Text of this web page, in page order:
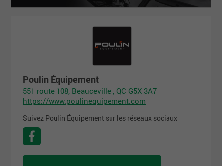
Poulin Équipement
551 route 108, Beauceville , QC G5X 3A7
https://www.poulinequipement.com
Suivez Poulin Équipement sur les réseaux sociaux